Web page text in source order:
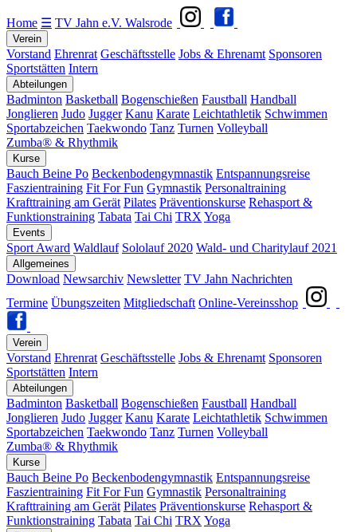
Home ☰ TV Jahn e.V. Walsrode
Verein
Vorstand Ehrenrat Geschäftsstelle Jobs & Ehrenamt Sponsoren
Sportstätten Intern
Abteilungen
Badminton Basketball Bogenschießen Faustball Handball
Jonglieren Judo Jugger Kanu Karate Leichtathletik Schwimmen
Sportabzeichen Taekwondo Tanz Turnen Volleyball
Zumba® & Rhythmik
Kurse
Bauch Beine Po Beckenbodengymnastik Entspannungsreise
Faszientraining Fit For Fun Gymnastik Personaltraining
Krafttraining am Gerät Pilates Präventionskurse Rehasport &
Funktionstraining Tabata Tai Chi TRX Yoga
Events
Sport Award Waldlauf Sololauf 2020 Wald- und Charitylauf 2021
Allgemeines
Download Newsarchiv Newsletter TV Jahn Nachrichten
Termine Übungszeiten Mitgliedschaft Online-Vereinsshop
Verein
Vorstand Ehrenrat Geschäftsstelle Jobs & Ehrenamt Sponsoren
Sportstätten Intern
Abteilungen
Badminton Basketball Bogenschießen Faustball Handball
Jonglieren Judo Jugger Kanu Karate Leichtathletik Schwimmen
Sportabzeichen Taekwondo Tanz Turnen Volleyball
Zumba® & Rhythmik
Kurse
Bauch Beine Po Beckenbodengymnastik Entspannungsreise
Faszientraining Fit For Fun Gymnastik Personaltraining
Krafttraining am Gerät Pilates Präventionskurse Rehasport &
Funktionstraining Tabata Tai Chi TRX Yoga